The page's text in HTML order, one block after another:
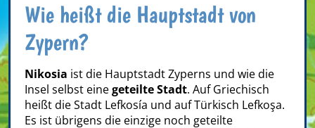
Wie heißt die Hauptstadt von
Zypern?
Nikosia ist die Hauptstadt Zyperns und wie die
Insel selbst einegeteilte Stadt. Auf Griechisch
heißt die Stadt Lefkosía und auf Türkisch Lefkoşa.
Es ist übrigens die einzige noch geteilte